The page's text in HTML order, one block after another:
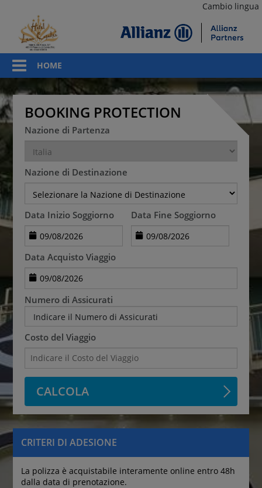
Cambio lingua
HOME
BOOKING PROTECTION
Nazione di Partenza
Nazione di Destinazione
Data Inizio Soggiorno Data Fine Soggiorno
Data Acquisto Viaggio
Numero di Assicurati
Indicare il Numero di Assicurati
Costo del Viaggio
CALCOLA
CRITERI DI ADESIONE
La polizza è acquistabile interamente online entro 48h
dalla data di prenotazione.